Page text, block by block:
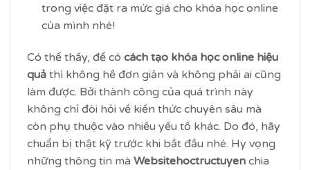
trong việc đặt ra mức giá cho khóa học online
của mình nhé!
Có thể thấy, để có cách tạo khóa học online hiệu
quả thì không hề đơn giản và không phải ai cũng
làm được. Bởi thành công của quá trình này
không chỉ đòi hỏi về kiến thức chuyên sâu mà
còn phụ thuộc vào nhiều yếu tố khác. Do đó, hãy
chuẩn bị thật kỹ trước khi bắt đầu nhé. Hy vọng
những thông tin mà Websitehoctructuyen chia